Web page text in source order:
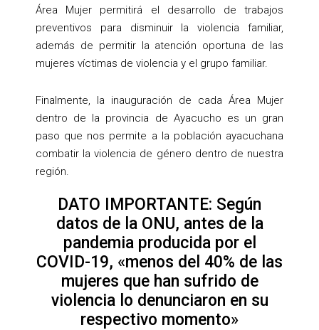
Área Mujer permitirá el desarrollo de trabajos
preventivos para disminuir la violencia familiar,
además de permitir la atención oportuna de las
mujeres víctimas de violencia y el grupo familiar.
Finalmente, la inauguración de cada Área Mujer
dentro de la provincia de Ayacucho es un gran
paso que nos permite a la población ayacuchana
combatir la violencia de género dentro de nuestra
región.
DATO IMPORTANTE: Según
datos de la ONU, antes de la
pandemia producida por el
COVID-19, «menos del 40% de las
mujeres que han sufrido de
violencia lo denunciaron en su
respectivo momento»